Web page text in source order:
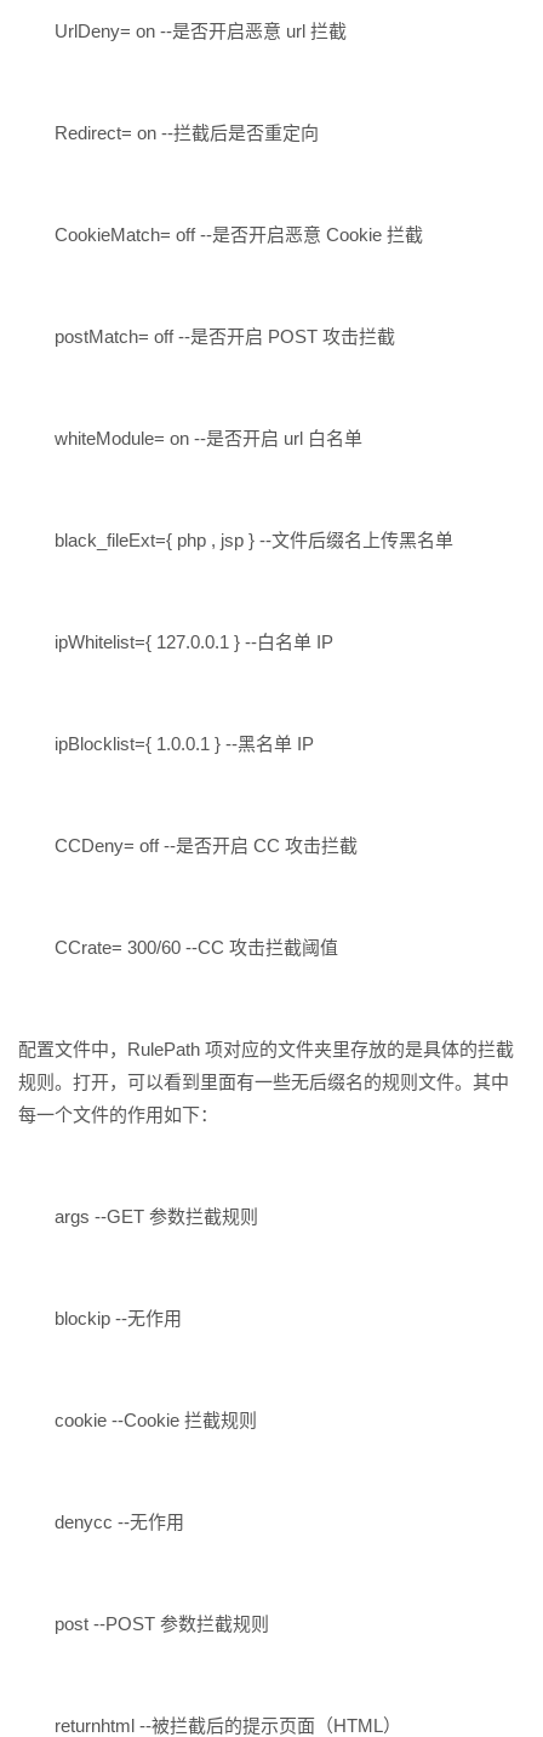
UrlDeny= on --是否开启恶意 url 拦截
Redirect= on --拦截后是否重定向
CookieMatch= off --是否开启恶意 Cookie 拦截
postMatch= off --是否开启 POST 攻击拦截
whiteModule= on --是否开启 url 白名单
black_fileExt={ php , jsp } --文件后缀名上传黑名单
ipWhitelist={ 127.0.0.1 } --白名单 IP
ipBlocklist={ 1.0.0.1 } --黑名单 IP
CCDeny= off --是否开启 CC 攻击拦截
CCrate= 300/60 --CC 攻击拦截阈值
配置文件中，RulePath 项对应的文件夹里存放的是具体的拦截
规则。打开，可以看到里面有一些无后缀名的规则文件。其中
每一个文件的作用如下：
args --GET 参数拦截规则
blockip --无作用
cookie --Cookie 拦截规则
denycc --无作用
post --POST 参数拦截规则
returnhtml --被拦截后的提示页面（HTML）